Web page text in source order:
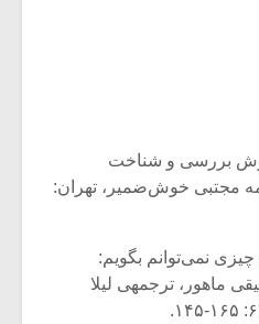
یا روش بررسی و شناخت
مجتبی خوش‌ضمیر، تهران:
چیزی نمی‌توانم بگویم:
ماهور، ترجمه‏ی لیلا